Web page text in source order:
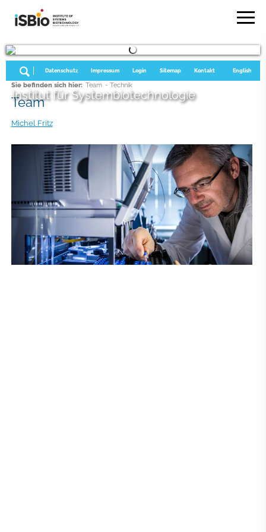
Institut für Systembiotechnologie
English
Kontakt
Sitemap
Login
Impressum
Datenschutz
Sie befinden sich hier: Team - Technik
Team
Michel Fritz